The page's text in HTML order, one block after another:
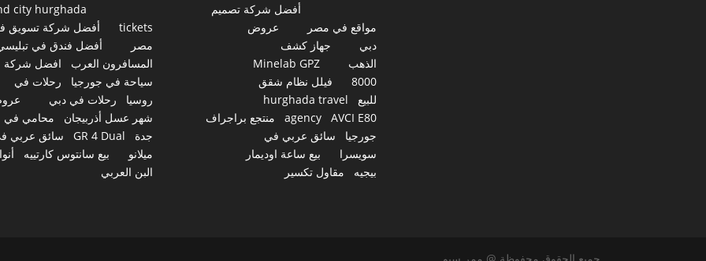
city hurghada
tickets
أفضل شركة تسويق
مصر
أفضل فندق في
المسافرون العرب
افضل شركة
سياحة في جورجيا
رحلات في
روسيا
رحلات في دبي
شهر عسل أذربيجان
محامي في
جدة
GR 4 Dual
سائق عربي
ميلانو
بيع سانتوس كارتييه
البن العربي
أفضل شركة تصميم
مواقع في مصر
عروض
دبي
جهاز كشف
الذهب
Minelab GPZ
8000
فيلل نظام شقق
للبيع
hurghada travel
agency
AVCI E80
منتجع براجراف
جورجيا
سائق عربي في
سويسرا
بيع ساعة اوديمار
بيجيه
مقاول تكسير